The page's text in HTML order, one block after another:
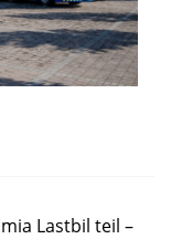
Lastbil teil –